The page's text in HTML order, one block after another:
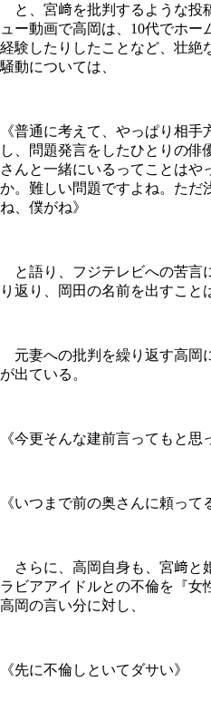
と、宮﨑を批判するような投
ュー動画で高岡は、10代でホ
経験したりしたことなど、壮絶
騒動については、
《普通に考えて、やっぱり相
し、問題発言をしたひとりの俳
さんと一緒にいるってことはや
か。難しい問題ですよね。ただ
ね、僕がね》
と語り、フジテレビへの苦言
り返り、岡田の名前を出すこと
元妻への批判を繰り返す高岡
が出ている。
《今更そんな建前言ってもと思
《いつまで前の奥さんに頼って
さらに、高岡自身も、宮﨑と
ラビアアイドルとの不倫を『女
高岡の言い分に対し、
《先に不倫しといてダサい》